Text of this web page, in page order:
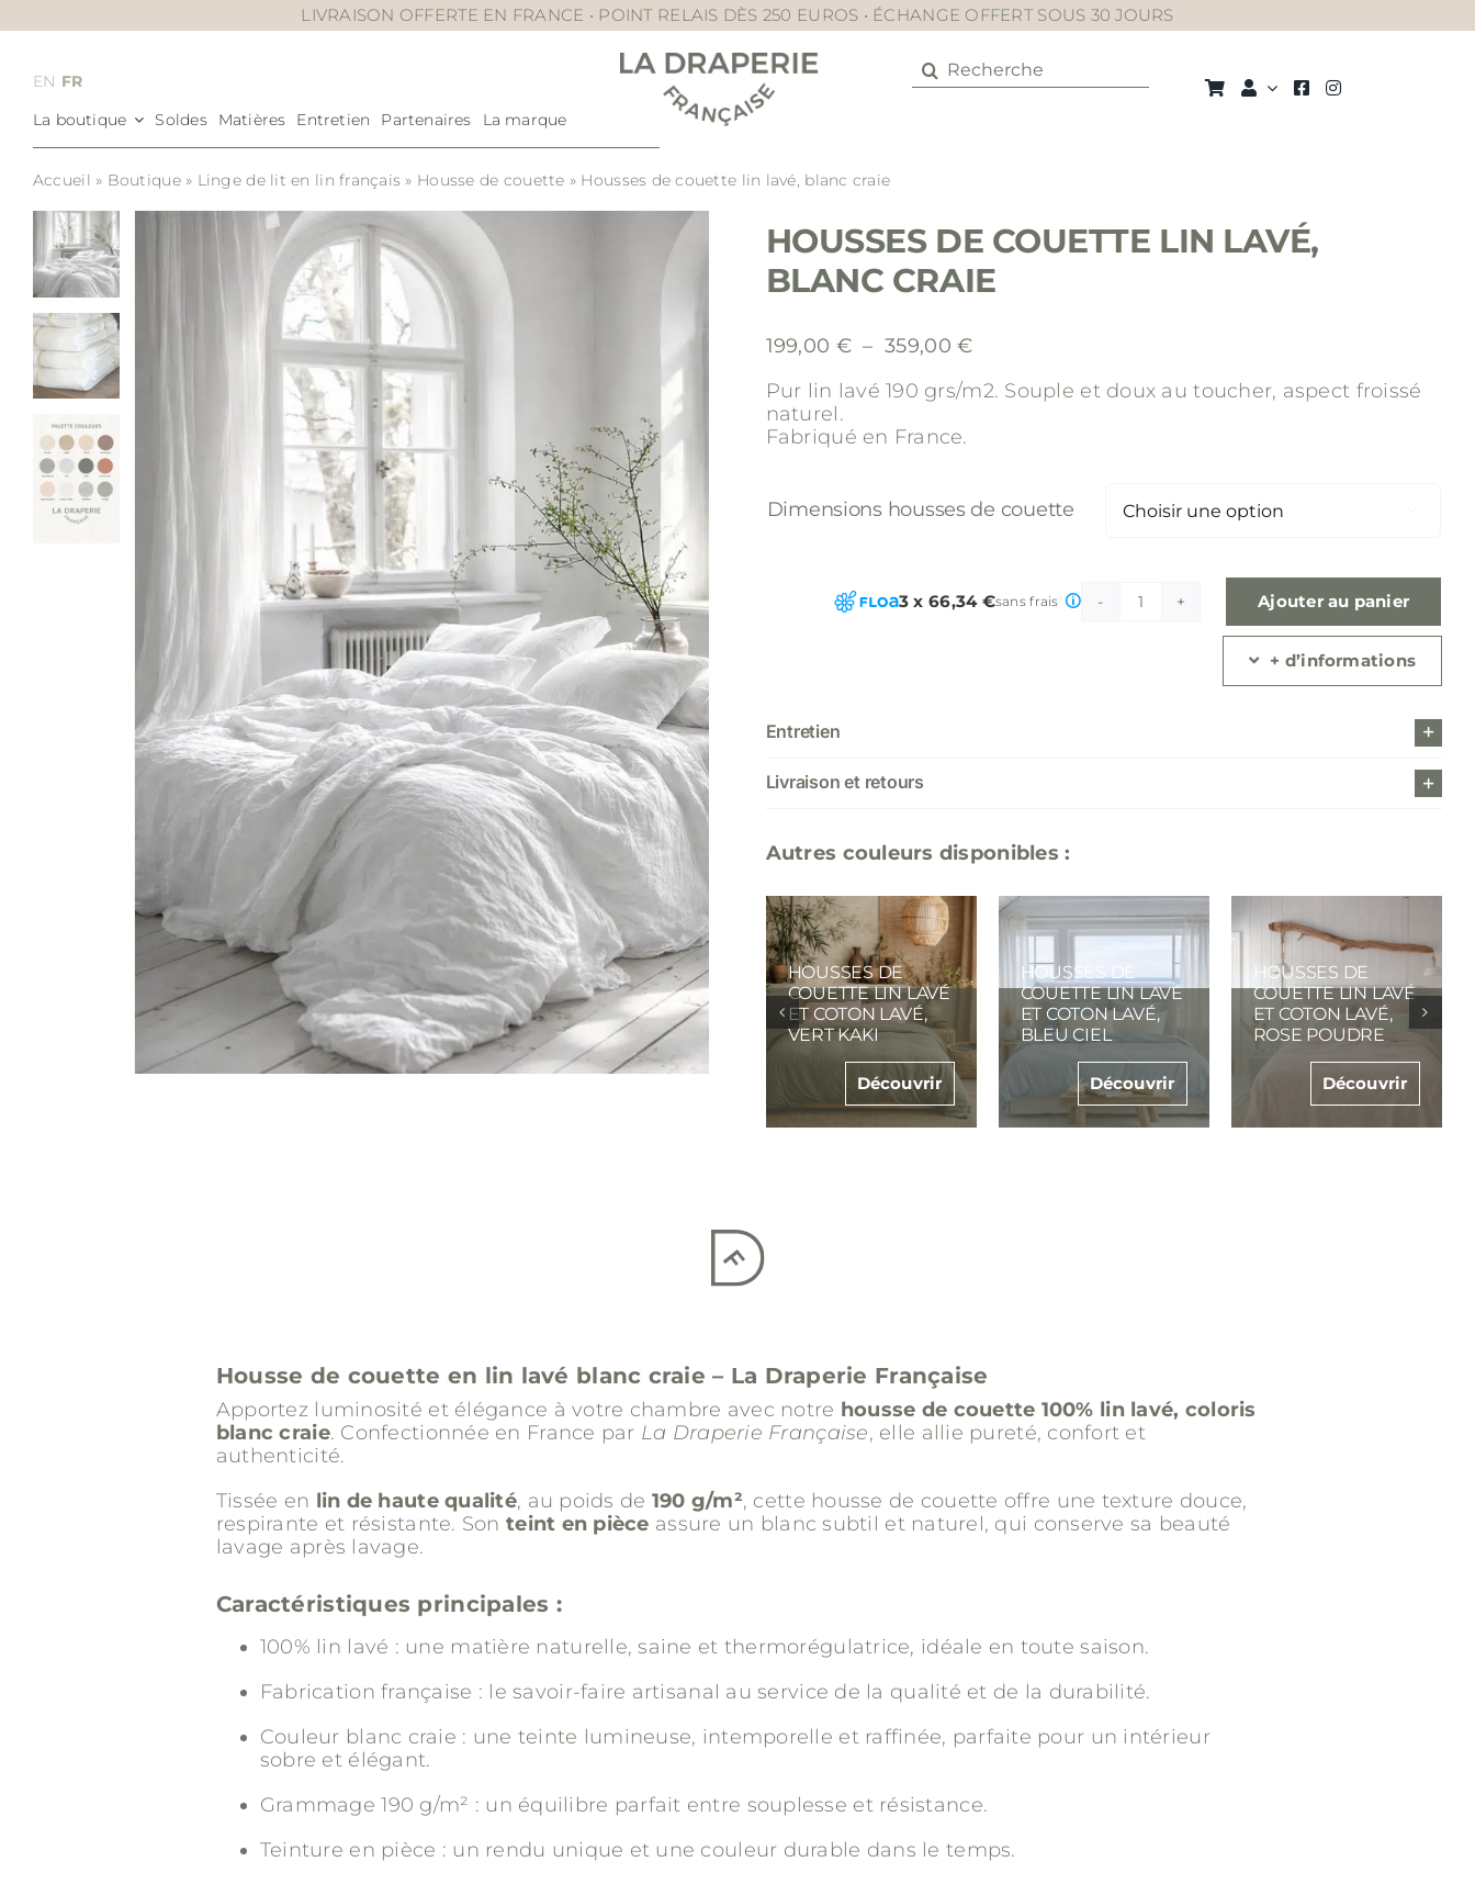
au
LIVRAISON OFFERTE EN FRANCE • POINT RELAIS DÈS 250 EUROS • ÉCHANGE OFFERT SOUS 30 JOURS
EN FR
La boutique
Soldes Matières Entretien Partenaires La marque
Rechercher:
Accueil » Boutique» Linge de lit en lin français » Housse de couette » Housses de couette lin lavé, blanc craie
HOUSSES DE COUETTE LIN LAVÉ,
BLANC CRAIE
199,00 € – 359,00€Plage
prix :
Pur lin lavé 190 grs/m2. Souple et doux au toucher, aspect froissé
naturel.
Fabriqué en France.
Dimensions housses de couette
3 x 66,34 €sans frais
quantité
Ajouter au panier
+ d’informations
Entretien
Livraison et retours
Autres couleurs disponibles :
HOUSSES DE
COUETTE LIN LAVÉ
ET COTON LAVÉ,
COUETTE LIN LAVÉ
ET COTON LAVÉ,
BLEU CIEL
HOUSSES DE
COUETTE LIN LAVÉ
ET COTON LAVÉ,
ROSE POUDRE
HOUSSES DE
COUETTE LIN LAVÉ
ET COTON LAVÉ,
BEIGE FICELLE
Découvrir
HOUSSES DE
COUETTE LIN LAVÉ
ET COTON LAVÉ,
BLEU CÉLADON
Découvrir
HOUSSES DE
COUETTE LINLAVÉ
ET COTON LAVÉ,
BLANC CRAIE
Découvrir
Housse de couette en lin lavé blanc craie – La Draperie Française
Apportez luminosité et élégance à votre chambre avec notre housse de couette 100% lin lavé, coloris
blanc craie. Confectionnée en France par La Draperie Française, elle allie pureté, confort et
authenticité.
Tissée en lin de haute qualité, au poids de 190 g/m², cette housse de couette offre une texture douce,
respirante et résistante. Son teint en pièce assure un blanc subtil et naturel, qui conserve sa beauté
lavage après lavage.
Caractéristiques principales :
100% lin lavé : une matière naturelle, saine et thermorégulatrice, idéale en toute saison.
Fabrication française : le savoir-faire artisanal au service de la qualité et de la durabilité.
Couleur blanc craie : une teinte lumineuse, intemporelle et raffinée, parfaite pour un intérieur
sobre et élégant.
Grammage 190 g/m² : un équilibre parfait entre souplesse et résistance.
Teinture en pièce : un rendu unique et une couleur durable dans le temps.